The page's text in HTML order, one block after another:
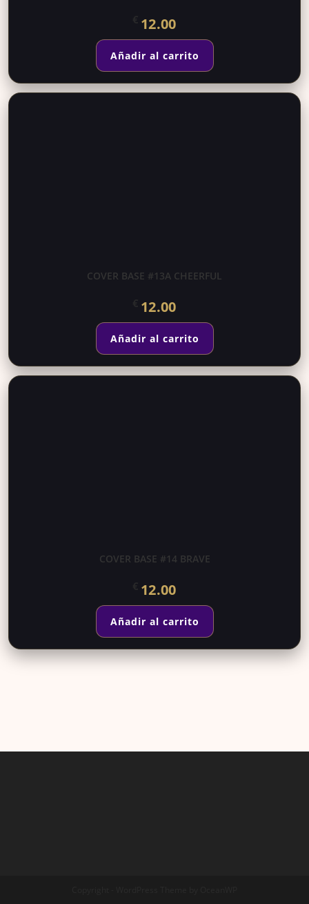
12.00
Añadir al carrito
COVER BASE #13A CHEERFUL
12.00
Añadir al carrito
COVER BASE #14 BRAVE
12.00
Añadir al carrito